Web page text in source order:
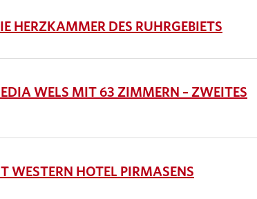
HERZKAMMER DES RUHRGEBIETS
WELS MIT 63 ZIMMERN – ZWEITES
WESTERN HOTEL PIRMASENS